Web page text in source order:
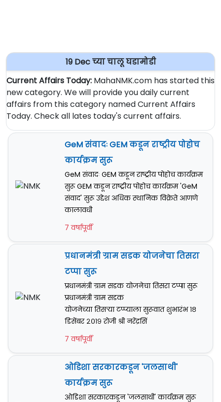
19 Dec च्या चालू घडामोडी
Current Affairs Today: MahaNMK.com has started this
new category. We will provide you daily current
affairs from this category named Current Affairs
Today. Check all lates today's current affairs.
GeM संवादः GEM कडून राष्ट्रीय पोहोच
कार्यक्रम सुरू
GeM संवादः GEM कडून राष्ट्रीय पोहोच कार्यक्रम
सुरू GEM कडून राष्ट्रीय पोहोच कार्यक्रम 'GeM
संवाद' सुरू उद्देश अधिक स्थानिक विक्रेते आणणे
कालावधी
7 वर्षापूर्वी
प्रधानमंत्री ग्राम सडक योजनेचा तिसरा
टप्पा सुरू
प्रधानमंत्री ग्राम सडक योजनेचा तिसरा टप्पा सुरू
प्रधानमंत्री ग्राम सडक
योजनेच्या तिसऱ्या टप्प्याला सुरूवात शुभारंभ १८
डिसेंबर २०१९ रोजी श्री नरेंद्रसिं
7 वर्षापूर्वी
ओडिशा सरकारकडून 'जलसाथी'
कार्यक्रम सुरू
ओडिशा सरकारकडून 'जलसाथी' कार्यक्रम सुरू